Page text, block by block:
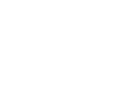
restent des marchés
de prix et d’équipement
: modèles premium
citadines bien
ou hybrides récentes